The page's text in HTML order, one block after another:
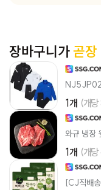
장바구니가곧장
NJ5JP02
1개 (개
와규 냉장
1개 (개
[CJ직배